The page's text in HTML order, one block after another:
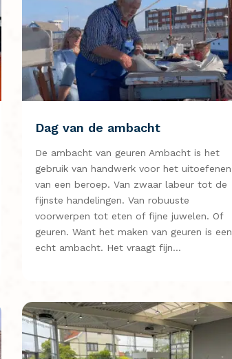
Dag van de ambacht
De ambacht van geuren Ambacht is het
gebruik van handwerk voor het uitoefenen
van een beroep. Van zwaar labeur tot de
fijnste handelingen. Van robuuste
voorwerpen tot eten of fijne juwelen. Of
geuren. Want het maken van geuren is een
echt ambacht. Het vraagt fijn…